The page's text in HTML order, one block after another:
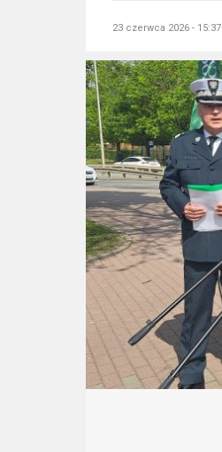
23 czerwca 2026 - 15:37